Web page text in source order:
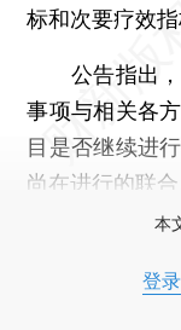
标和次要疗效
公告指出，
事项与相关各
目是否继续进
尚在进行的联
本
登录